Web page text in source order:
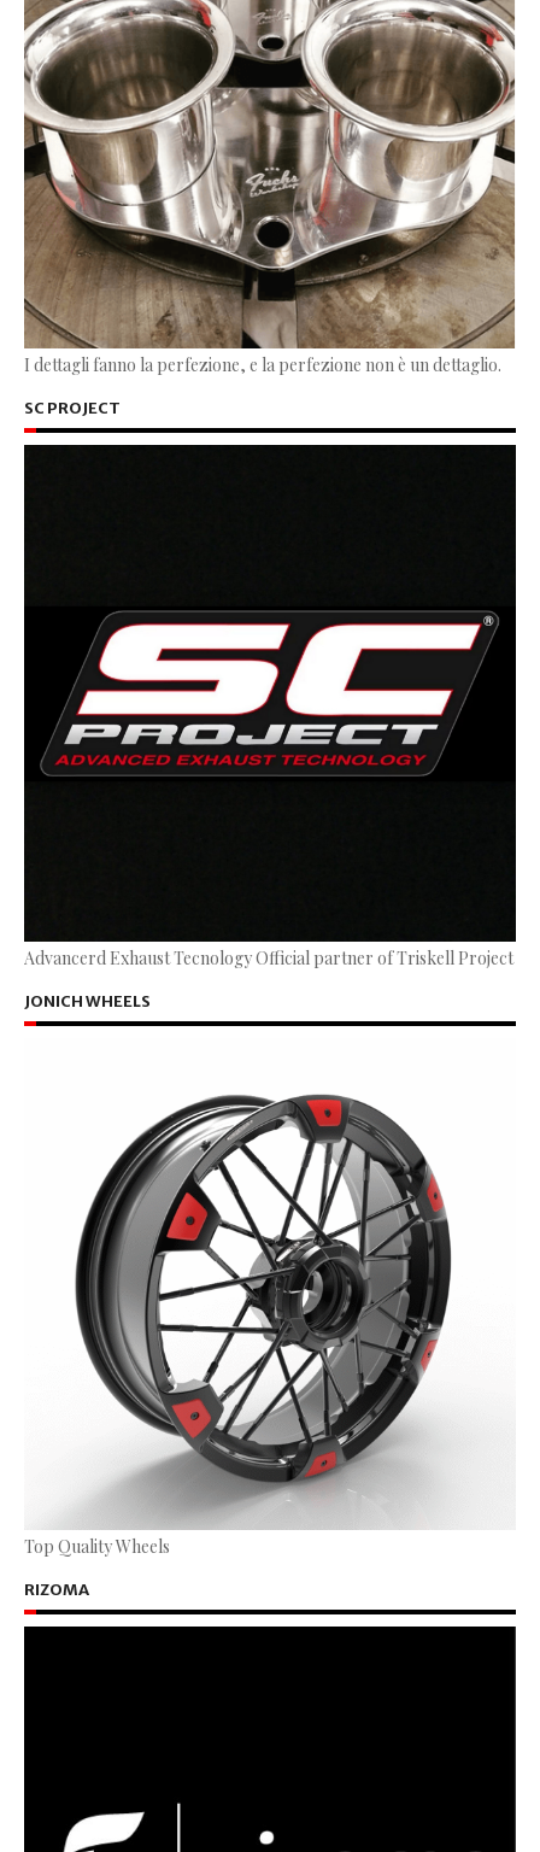
I dettagli fanno la perfezione, e la perfezione non è un dettaglio.
SC PROJECT
Advancerd Exhaust Tecnology Official partner of Triskell Project
JONICH WHEELS
Top Quality Wheels
RIZOMA